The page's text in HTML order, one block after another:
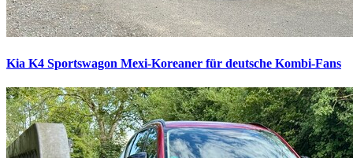
Kia K4 Sportswagon Mexi-Koreaner für deutsche Kombi-Fans